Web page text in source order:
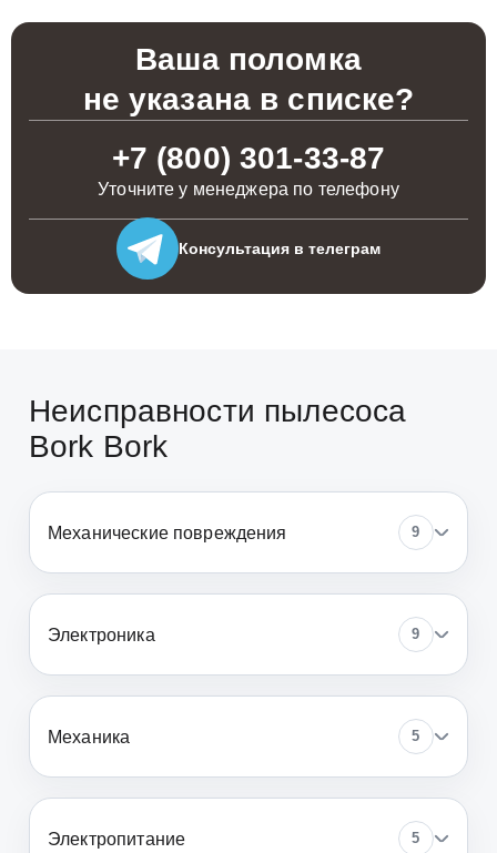
Ваша поломка
не указана в списке?
+7 (800) 301-33-87
Уточните у менеджера по телефону
Консультация в телеграм
Неисправности пылесоса
Bork Bork
Механические повреждения 9
Электроника 9
Механика 5
Электропитание 5